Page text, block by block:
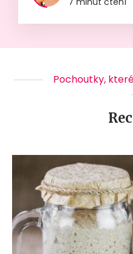
Pochoutky,